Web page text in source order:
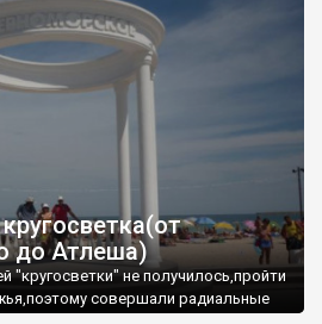
до Атлеша)
"кругосветки" не получилось,пройти
совершали радиальные